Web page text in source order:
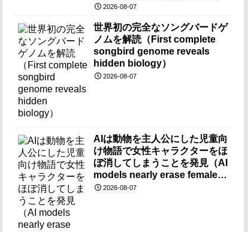
も確認ー
2026-08-07
世界初の完全なソングバードゲ
ノムを解読（First complete
songbird genome reveals
hidden biology）
2026-08-07
AIは動物を主人公にした児童向
け物語で女性キャラクターをほ
ぼ消してしまうことを発見（AI
models nearly erase female
characters when they write
2026-08-07